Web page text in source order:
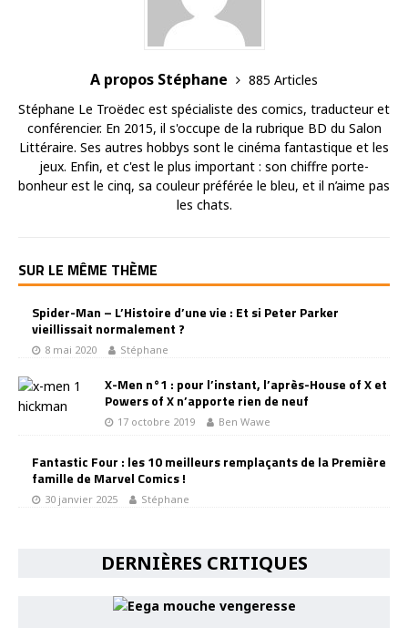
A propos Stéphane
885 Articles
Stéphane Le Troëdec est spécialiste des comics, traducteur et
conférencier. En 2015, il s'occupe de la rubrique BD du Salon
Littéraire. Ses autres hobbys sont le cinéma fantastique et les
jeux. Enfin, et c'est le plus important : son chiffre porte-
bonheur est le cinq, sa couleur préférée le bleu, et il n’aime pas
les chats.
SUR LE MÊME THÈME
Spider-Man – L’Histoire d’une vie : Et si Peter Parker
vieillissait normalement ?
8 mai 2020 Stéphane
X-Men n°1 : pour l’instant, l’après-House of X et
Powers of X n’apporte rien de neuf
17 octobre 2019 Ben Wawe
Fantastic Four : les 10 meilleurs remplaçants de la Première
famille de Marvel Comics !
30 janvier 2025 Stéphane
DERNIÈRES CRITIQUES